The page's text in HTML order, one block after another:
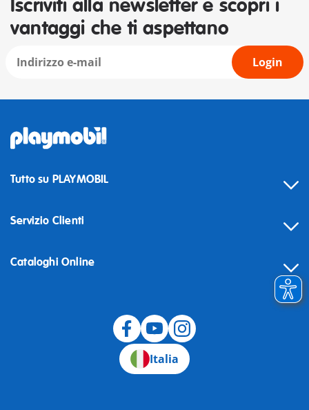
Iscriviti alla newsletter e scopri i
vantaggi che ti aspettano
Login
Tutto su PLAYMOBIL
Servizio Clienti
Cataloghi Online
Italia